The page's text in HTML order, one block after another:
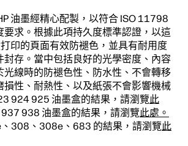
油墨經精心配製，以符合 ISO 11798
要求。根據此項持久度標準認證，以這
印的頁面有效防褪色，並具有耐用度
封存。當中包括良好的光學密度、內容
光線時的防褪色性、防水性、不會轉移
損性、耐熱性、以及紙張不會影響機械
924 925 油墨盒的結果，請瀏覽此
937 938 油墨盒的結果，請瀏覽此處。
308、308e、683 的結果，請瀏覽此